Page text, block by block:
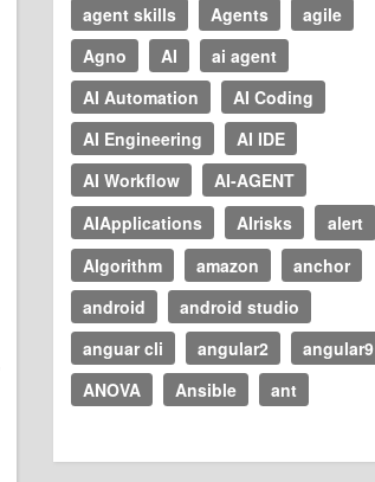
agent skills
Agents
agile
Agno
AI
ai agent
AI Automation
AI Coding
AI Engineering
AI IDE
AI Workflow
AI-AGENT
AIApplications
AIrisks
alert
Algorithm
amazon
anchor
android
android studio
anguar cli
angular2
angular9
ANOVA
Ansible ant